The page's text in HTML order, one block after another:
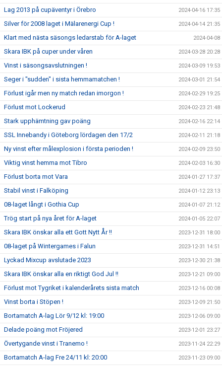
Lag 2013 på cupäventyr i Örebro 2024-04-16 17:35
Silver för 2008 laget i Mälarenergi Cup ! 2024-04-14 21:35
Klart med nästa säsongs ledarstab för A-laget 2024-04-08
Skara IBK på cuper under våren 2024-03-28 20:28
Vinst i säsongsavslutningen ! 2024-03-09 19:53
Seger i "sudden" i sista hemmamatchen ! 2024-03-01 21:54
Förlust igår men ny match redan imorgon ! 2024-02-29 19:25
Förlust mot Lockerud 2024-02-23 21:48
Stark upphämtning gav poäng 2024-02-16 22:14
SSL Innebandy i Göteborg lördagen den 17/2 2024-02-11 21:18
Ny vinst efter målexplosion i första perioden ! 2024-02-09 23:50
Viktig vinst hemma mot Tibro 2024-02-03 16:30
Förlust borta mot Vara 2024-01-27 17:37
Stabil vinst i Falköping 2024-01-12 23:13
08-laget långt i Gothia Cup 2024-01-07 21:12
Trög start på nya året för A-laget 2024-01-05 22:07
Skara IBK önskar alla ett Gott Nytt År !! 2023-12-31 18:00
08-laget på Wintergames i Falun 2023-12-31 14:51
Lyckad Mixcup avslutade 2023 2023-12-30 21:38
Skara IBK önskar alla en riktigt God Jul !! 2023-12-21 09:00
Förlust mot Tygriket i kalenderårets sista match 2023-12-16 00:08
Vinst borta i Stöpen ! 2023-12-09 21:50
Bortamatch A-lag Lör 9/12 kl: 19:00 2023-12-06 09:00
Delade poäng mot Fröjered 2023-12-01 23:27
Övertygande vinst i Tranemo ! 2023-11-24 22:29
Bortamatch A-lag Fre 24/11 kl: 20:00 2023-11-23 09:00